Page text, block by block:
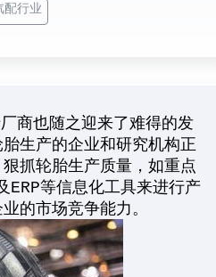
配行业
商也随之迎来了难得的发
生产的企业和研究机构正
抓轮胎生产质量，如重点
ERP等信息化工具来进行产
的市场竞争能力。